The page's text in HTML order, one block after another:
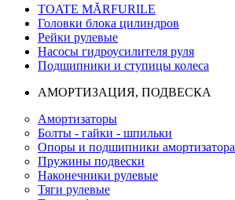
TOATE MĂRFURILE
Головки блока цилиндров
Рейки рулевые
Насосы гидроусилителя руля
Подшипники и ступицы колеса
АМОРТИЗАЦИЯ, ПОДВЕСКА
Амортизаторы
Болты - гайки - шпильки
Опоры и подшипники амортизатора
Пружины подвески
Наконечники рулевые
Тяги рулевые